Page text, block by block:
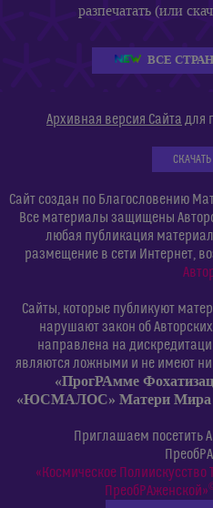
разпечатать (или
ВСЕ
Архивная версия Сайта для
Сайт создан по Благословению
Все материалы защищены
любая публикация
размещение в сети Интернет,
Сайты, которые публикуют
нарушают закон об
направлена на
являются ложными и не имеют
«ПрогРАмме
«ЮСМАЛОС» Матери
Приглашаем посетить
«Космическое Полиискусство
ПреобРАженской»